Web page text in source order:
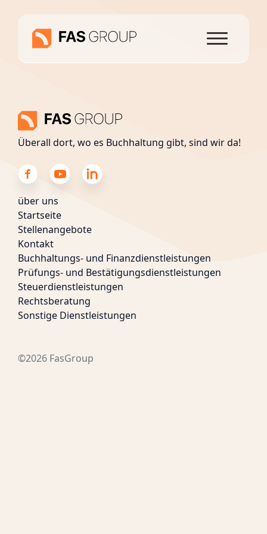
Überall dort, wo es Buchhaltung gibt, sind wir da!
über uns
Startseite
Stellenangebote
Kontakt
Buchhaltungs- und Finanzdienstleistungen
Prüfungs- und Bestätigungsdienstleistungen
Steuerdienstleistungen
Rechtsberatung
Sonstige Dienstleistungen
©2026 FasGroup